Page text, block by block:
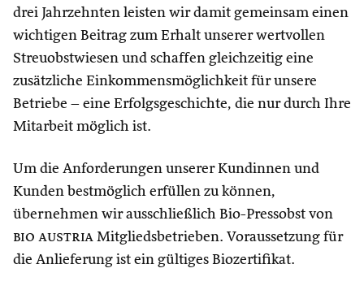
drei Jahrzehnten leisten wir damit gemeinsam einen
wichtigen Beitrag zum Erhalt unserer wertvollen
Streuobstwiesen und schaffen gleichzeitig eine
zusätzliche Einkommensmöglichkeit für unsere
Betriebe – eine Erfolgsgeschichte, die nur durch Ihre
Mitarbeit möglich ist.
Um die Anforderungen unserer Kundinnen und
Kunden bestmöglich erfüllen zu können,
übernehmen wir ausschließlich Bio-Pressobst von
bio austria Mitgliedsbetrieben. Voraussetzung für
die Anlieferung ist ein gültiges Biozertifikat.